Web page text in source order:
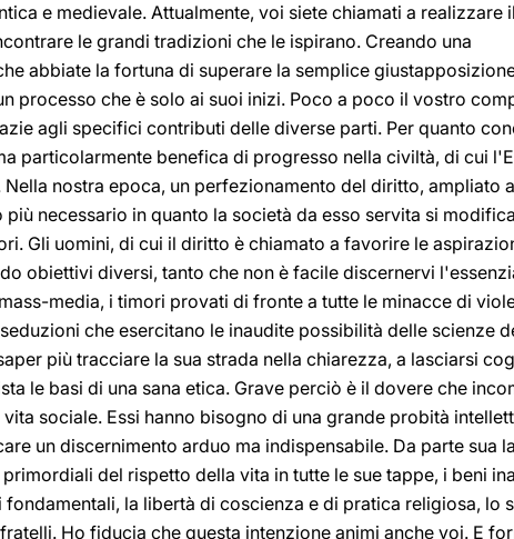
e medievale. Attualmente, voi siete chiamati a realizzare il
le grandi tradizioni che le ispirano. Creando una
abbiate la fortuna di superare la semplice
processo che è solo ai suoi inizi. Poco a poco il vostro
agli specifici contributi delle diverse parti. Per quanto
particolarmente benefica di progresso nella civiltà, di cui
nostra epoca, un perfezionamento del diritto, ampliato
necessario in quanto la società da esso servita si
Gli uomini, di cui il diritto è chiamato a favorire le
obiettivi diversi, tanto che non è facile discernervi
media, i timori provati di fronte a tutte le minacce di
che esercitano le inaudite possibilità delle scienze
più tracciare la sua strada nella chiarezza, a lasciarsi
le basi di una sana etica. Grave perciò è il dovere che
sociale. Essi hanno bisogno di una grande probità
un discernimento arduo ma indispensabile. Da parte sua
del rispetto della vita in tutte le sue tappe, i beni
la libertà di coscienza e di pratica religiosa, lo
Ho fiducia che questa intenzione animi anche voi. E